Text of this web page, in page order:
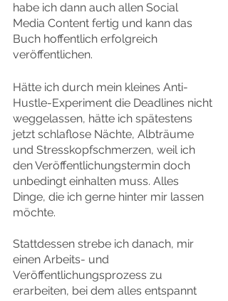
habe ich dann auch allen Social
Media Content fertig und kann das
Buch hoffentlich erfolgreich
veröffentlichen.
Hätte ich durch mein kleines Anti-
Hustle-Experiment die Deadlines nicht
weggelassen, hätte ich spätestens
jetzt schlaflose Nächte, Albträume
und Stresskopfschmerzen, weil ich
den Veröffentlichungstermin doch
unbedingt einhalten muss. Alles
Dinge, die ich gerne hinter mir lassen
möchte.
Stattdessen strebe ich danach, mir
einen Arbeits- und
Veröffentlichungsprozess zu
erarbeiten, bei dem alles entspannt